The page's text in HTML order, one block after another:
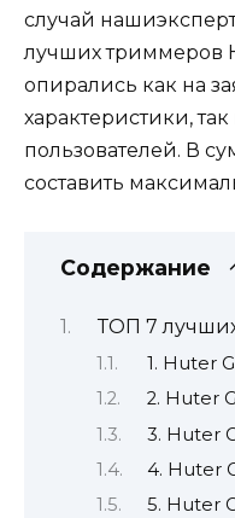
случай
лучших триммеров
опирались как на
характеристики,
пользователей. В
составить
Содержание
ТОП 7
1. Huter
2. Huter
3. Huter
4. Huter
5. Huter